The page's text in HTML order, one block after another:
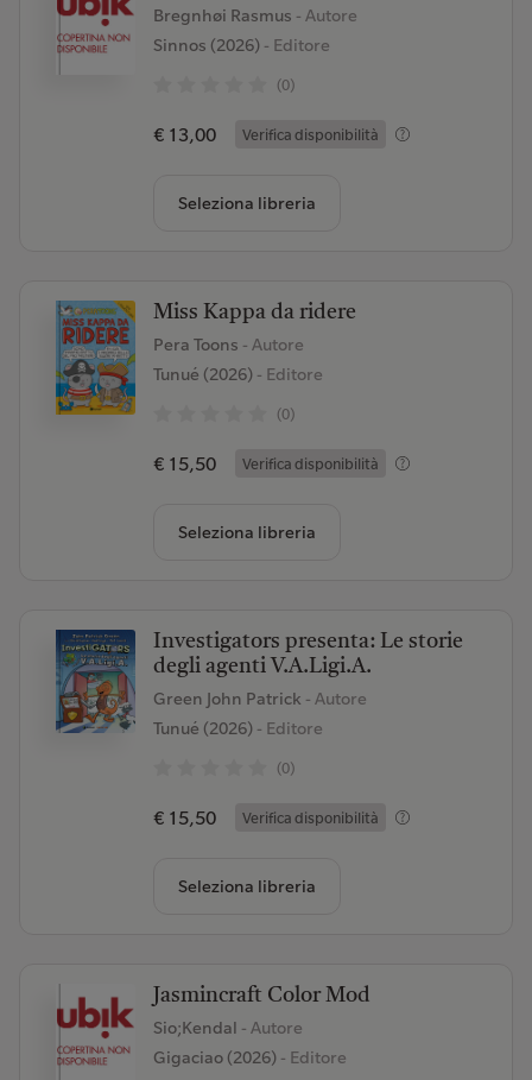
Bregnhøi Rasmus - Autore
Sinnos (2026)- Editore
(0)
€ 13,00 Verifica disponibilità
Seleziona libreria
Miss Kappa da ridere
Pera Toons - Autore
Tunué (2026)- Editore
(0)
€ 15,50 Verifica disponibilità
Seleziona libreria
Investigators presenta: Le storie
degli agenti V.A.Ligi.A.
Green John Patrick - Autore
Tunué (2026)- Editore
(0)
€ 15,50 Verifica disponibilità
Seleziona libreria
Jasmincraft Color Mod
Sio;Kendal - Autore
Gigaciao (2026)- Editore